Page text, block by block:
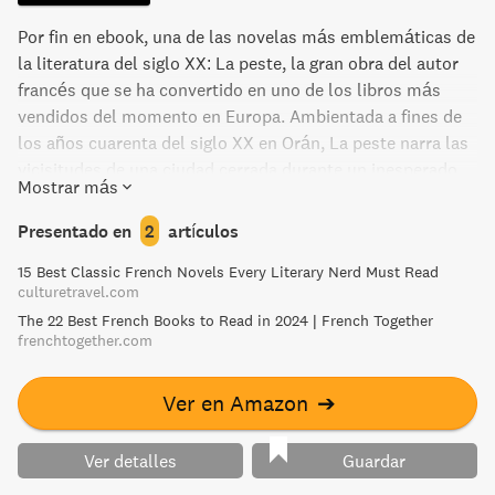
la felicidad de estar con quien de verdad es importante. A
punto de ser llevada al cine, Juntos, nada más ha hecho
temblar durante meses las listas de los libros más
vendidos de Francia.
Por fin en ebook, una de las novelas más emblemáticas de
la literatura del siglo XX: La peste, la gran obra del autor
francés que se ha convertido en uno de los libros más
vendidos del momento en Europa. Ambientada a fines de
los años cuarenta del siglo XX en Orán, La peste narra las
brote de peste bubónica. La trama es sencilla y va desde el
contagio inicial hasta el final de la epidemia, pero la
hondura de sus planteamientos, así como la humanidad
de sus personajes, hace del libro uno de los más
memorables de la literatura moderna. Ya en fechas de su
publicación original, el autor confirmó lo que muchos
lectores veían por sí solos: la epidemia era una alegoría de
la ocupación nazi en Francia. Sin embargo, ese paralelismo
no agota la capacidad profética del relato, que advierte
sobre los peligros invisibles que acechan a toda sociedad
moderna y reflexiona sobre los modos en que pueden
Mostrar más
Presentado en 2 artículos
15 Best Classic French Novels Every Literary Nerd Must Read
culturetravel.com
The 22 Best French Books to Read in 2024 | French Together
frenchtogether.com
Ver en Amazon ➔
Ver detalles Guardar